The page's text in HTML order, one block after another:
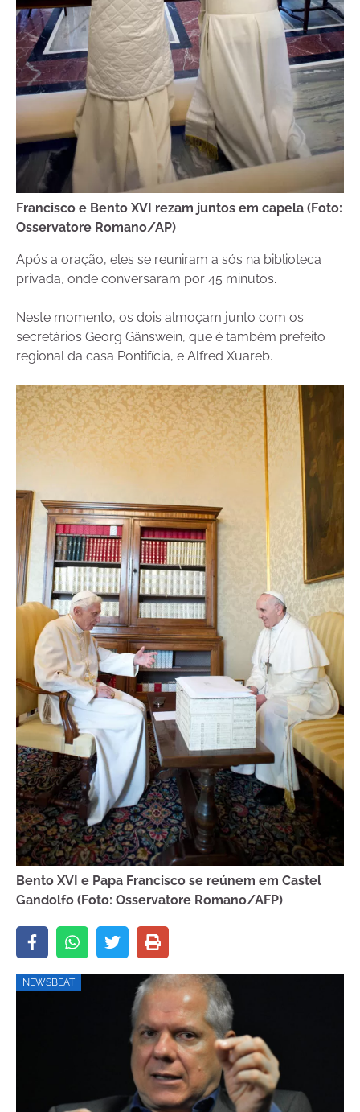
Francisco e Bento XVI rezam juntos em capela (Foto:
Osservatore Romano/AP)
Após a oração, eles se reuniram a sós na biblioteca
privada, onde conversaram por 45 minutos.
Neste momento, os dois almoçam junto com os
secretários Georg Gänswein, que é também prefeito
regional da casa Pontifícia, e Alfred Xuareb.
Bento XVI e Papa Francisco se reúnem em Castel
Gandolfo (Foto: Osservatore Romano/AFP)
NEWSBEAT